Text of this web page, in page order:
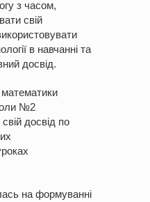
з часом,
свій
в навчанні та
досвід.
математики
№2
досвід по
на формуванні